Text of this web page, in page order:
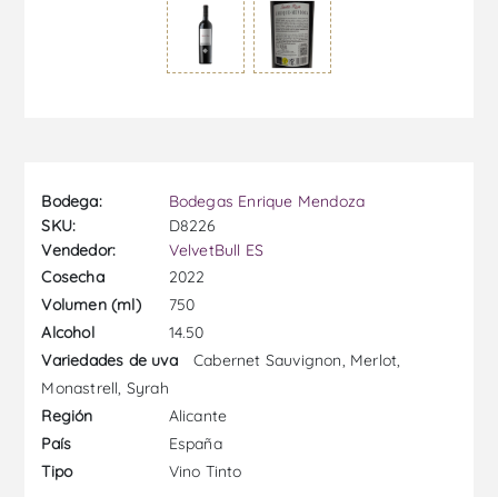
Bodega:
Bodegas Enrique Mendoza
SKU:
D8226
Vendedor:
VelvetBull ES
Cosecha
2022
Volumen (ml)
750
Alcohol
14.50
Variedades de uva
Cabernet Sauvignon, Merlot,
Monastrell, Syrah
Región
Alicante
País
España
Tipo
Vino Tinto